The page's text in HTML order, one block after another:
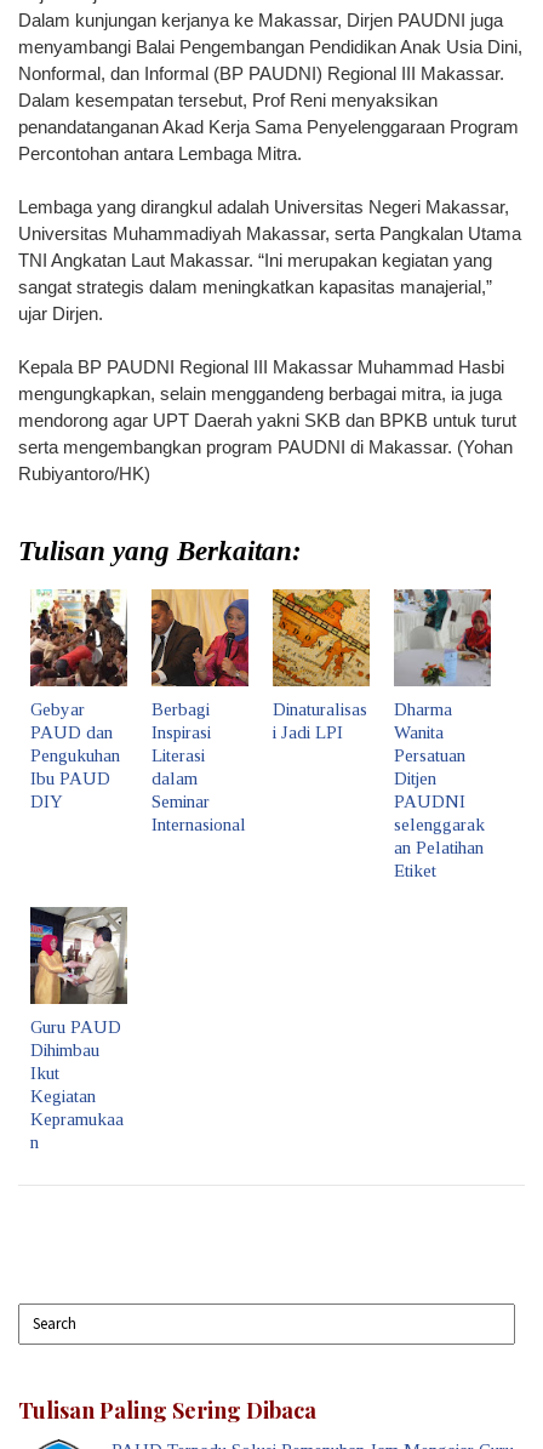
Dalam kunjungan kerjanya ke Makassar, Dirjen PAUDNI juga
menyambangi Balai Pengembangan Pendidikan Anak Usia Dini,
Nonformal, dan Informal (BP PAUDNI) Regional III Makassar.
Dalam kesempatan tersebut, Prof Reni menyaksikan
penandatanganan Akad Kerja Sama Penyelenggaraan Program
Percontohan antara Lembaga Mitra.
Lembaga yang dirangkul adalah Universitas Negeri Makassar,
Universitas Muhammadiyah Makassar, serta Pangkalan Utama
TNI Angkatan Laut Makassar. “Ini merupakan kegiatan yang
sangat strategis dalam meningkatkan kapasitas manajerial,”
ujar Dirjen.
Kepala BP PAUDNI Regional III Makassar Muhammad Hasbi
mengungkapkan, selain menggandeng berbagai mitra, ia juga
mendorong agar UPT Daerah yakni SKB dan BPKB untuk turut
serta mengembangkan program PAUDNI di Makassar. (Yohan
Rubiyantoro/HK)
Tulisan yang Berkaitan:
Gebyar
PAUD dan
Pengukuhan
Ibu PAUD
DIY
Berbagi
Inspirasi
Literasi
dalam
Seminar
Internasional
Dinaturalisas
i Jadi LPI
Dharma
Wanita
Persatuan
Ditjen
PAUDNI
selenggarak
an Pelatihan
Etiket
Guru PAUD
Dihimbau
Ikut
Kegiatan
Kepramukaa
n
Tulisan Paling Sering Dibaca